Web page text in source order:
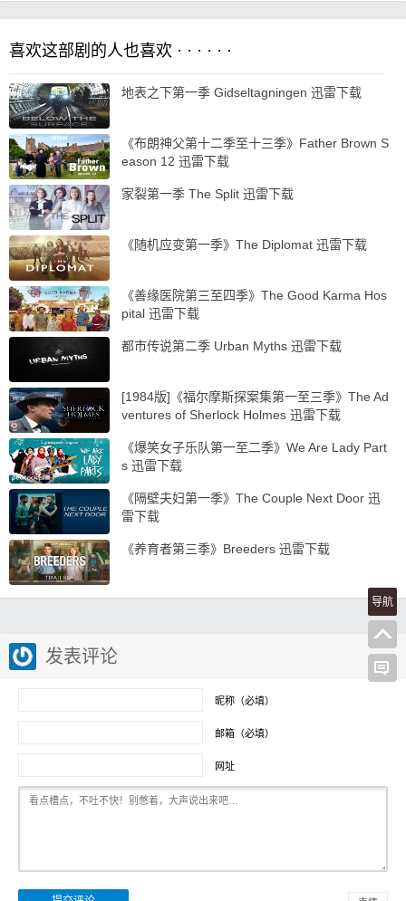
喜欢这部剧的人也喜欢 · · · · · ·
地表之下第一季 Gidseltagningen 迅雷下载
《布朗神父第十二季至十三季》Father Brown S
eason 12 迅雷下载
家裂第一季 The Split 迅雷下载
《随机应变第一季》The Diplomat 迅雷下载
《善缘医院第三至四季》The Good Karma Hos
pital 迅雷下载
都市传说第二季 Urban Myths 迅雷下载
[1984版]《福尔摩斯探案集第一至三季》The Ad
ventures of Sherlock Holmes 迅雷下载
《爆笑女子乐队第一至二季》We Are Lady Part
s 迅雷下载
《隔壁夫妇第一季》The Couple Next Door 迅
雷下载
《养育者第三季》Breeders 迅雷下载
发表评论
昵称（必填）
邮箱（必填）
网址
导航